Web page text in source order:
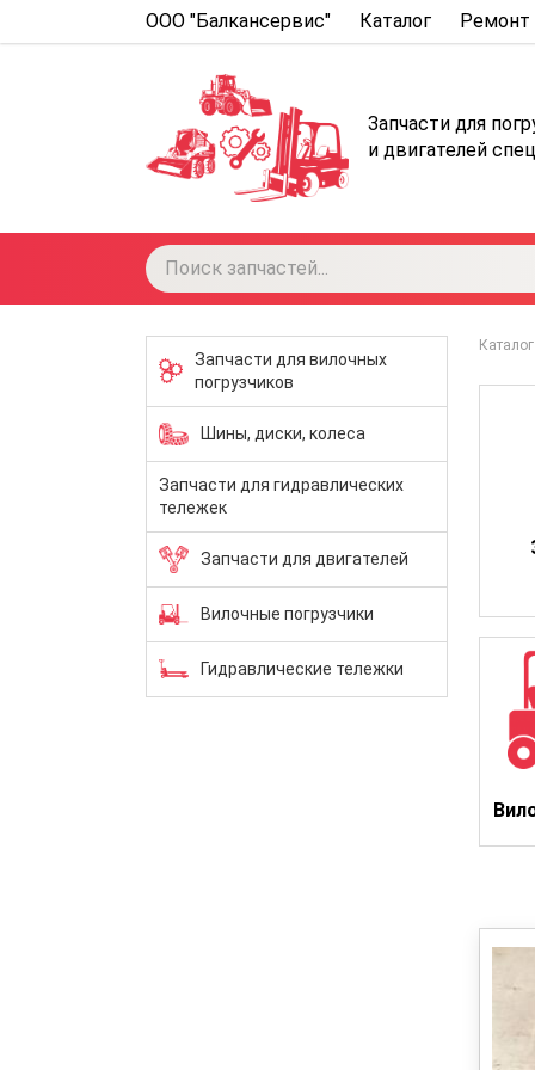
ООО "Балкансервис" Каталог Ремонт
Запчасти для
и двигателей
Запчасти для вилочных
погрузчиков
Шины, диски, колеса
Запчасти для гидравлических
тележек
Запчасти для двигателей
Вилочные погрузчики
Гидравлические тележки
Каталог